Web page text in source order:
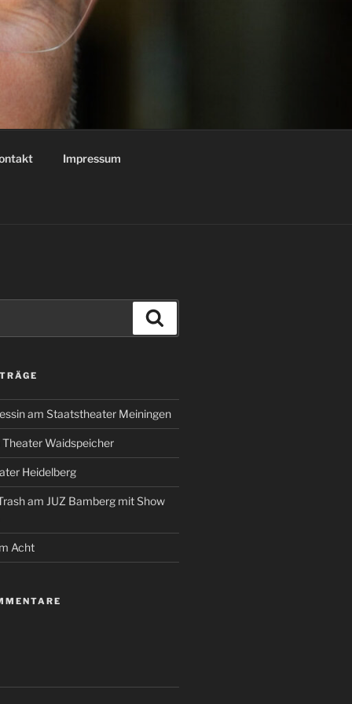
Impressum
am Staatstheater Meiningen
Waidspeicher
Heidelberg
am JUZ Bamberg mit Show
Acht